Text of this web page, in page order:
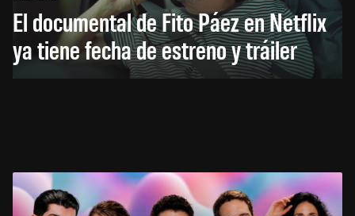
El documental de Fito Páez en Netflix
ya tiene fecha de estreno y tráiler